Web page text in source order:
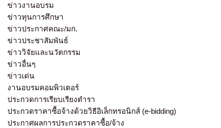
ข่าวงานอบรม
ข่าวทุนการศึกษา
ข่าวประกาศคณะ/มก.
ข่าวประชาสัมพันธ์
ข่าววิจัยและนวัตกรรม
ข่าวอื่นๆ
ข่าวเด่น
งานอบรมคอมพิวเตอร์
ประกวดการเรียบเรียงตำรา
ประกวดราคาซื้อจ้างด้วยวิธีอิเล็กทรอนิกส์ (e-bidding)
ประกาศผลการประกวดราคาซื้อ/จ้าง